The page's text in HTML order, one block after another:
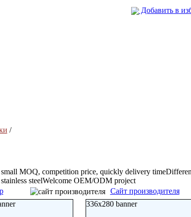
Добавить в
/
MOQ, competition price, quickly delivery
steelWelcome OEM/ODM project
Сайт производителя
336x280 banner